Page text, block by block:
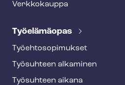
Verkkokauppa
Työelämäopas
Työ­eh­to­so­pi­muk­set
Työsuhteen alkaminen
Työsuhteen aikana